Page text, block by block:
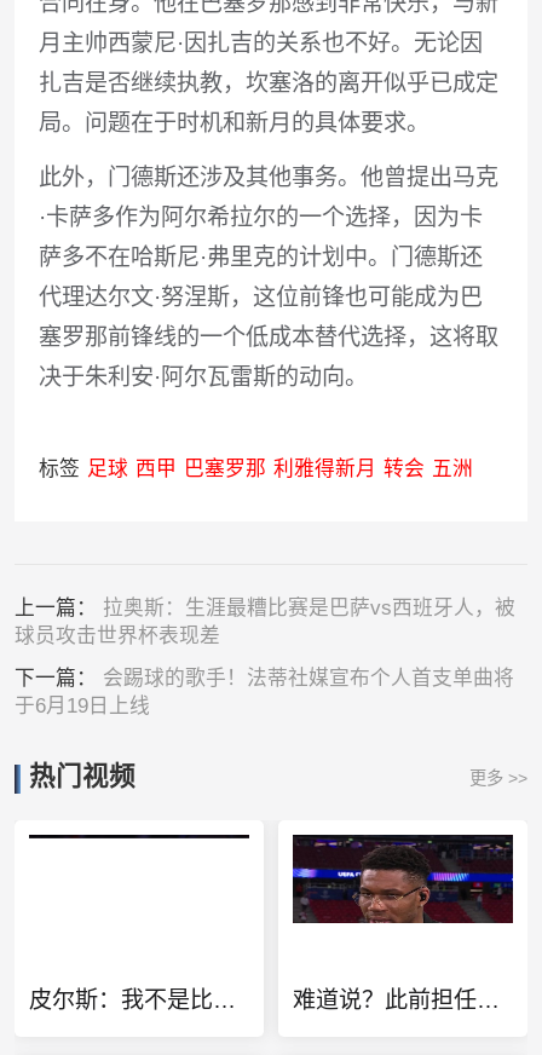
月主帅西蒙尼·因扎吉的关系也不好。无论因
扎吉是否继续执教，坎塞洛的离开似乎已成定
局。问题在于时机和新月的具体要求。
此外，门德斯还涉及其他事务。他曾提出马克
·卡萨多作为阿尔希拉尔的一个选择，因为卡
萨多不在哈斯尼·弗里克的计划中。门德斯还
代理达尔文·努涅斯，这位前锋也可能成为巴
塞罗那前锋线的一个低成本替代选择，这将取
决于朱利安·阿尔瓦雷斯的动向。
标签 足球 西甲 巴塞罗那 利雅得新月 转会 五洲
上一篇： 拉奥斯：生涯最糟比赛是巴萨vs西班牙人，被
球员攻击世界杯表现差
下一篇： 会踢球的歌手！法蒂社媒宣布个人首支单曲将
于6月19日上线
热门视频 更多 >>
皮尔斯：我不是比较天赋 但华莱士该像哈登一样离开雷霆 难道说？此前担任欧冠特邀嘉宾 转播方将字母哥标为凯尔特人球员